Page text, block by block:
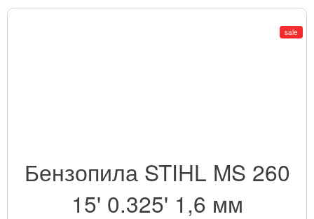
sale
Бензопила STIHL MS 260
15' 0.325' 1,6 мм